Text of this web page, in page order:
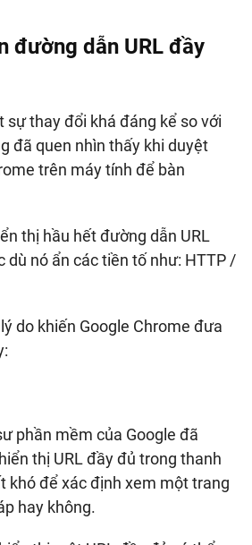
đường dẫn URL đầy
sự thay đổi khá đáng kể so với
đã quen nhìn thấy khi duyệt
trên máy tính để bàn
thị hầu hết đường dẫn URL
dù nó ẩn các tiền tố như: HTTP /
do khiến Google Chrome đưa
phần mềm của Google đã
thị URL đầy đủ trong thanh
khó để xác định xem một trang
hay không.